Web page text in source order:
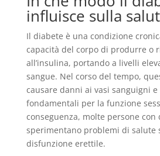
influisce sulla
Il diabete è una condizione
capacità del corpo di produrre o
all’insulina, portando a livelli
sangue. Nel corso del tempo,
causare danni ai vasi sanguigni
fondamentali per la funzione
conseguenza, molte persone con
sperimentano problemi di salute
disfunzione erettile.